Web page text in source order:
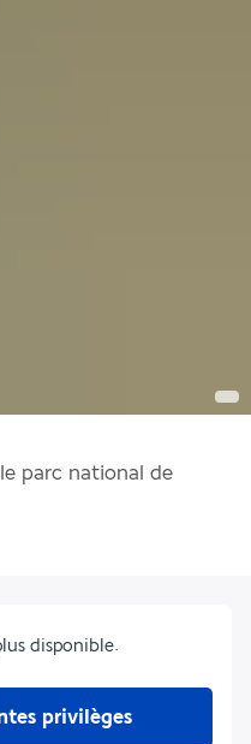
parc national de
disponible.
privilèges